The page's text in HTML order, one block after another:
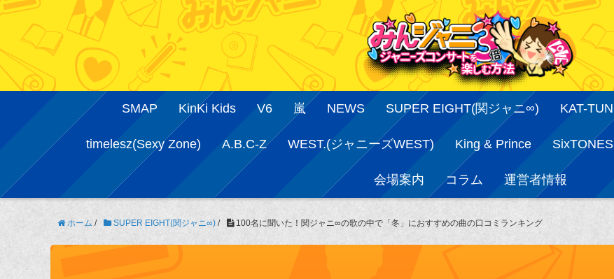
SMAP KinKi Kids V6 嵐 NEWS SUPER EIGHT(関ジャニ∞) KAT-TUN
timelesz(Sexy Zone) A.B.C-Z WEST.(ジャニーズWEST) King & Prince SixTONES
会場案内 コラム 運営者情報
ホーム / SUPER EIGHT(関ジャニ∞) / 100名に聞いた！関ジャニ∞の歌の中で「冬」におすすめの曲の口コミランキング